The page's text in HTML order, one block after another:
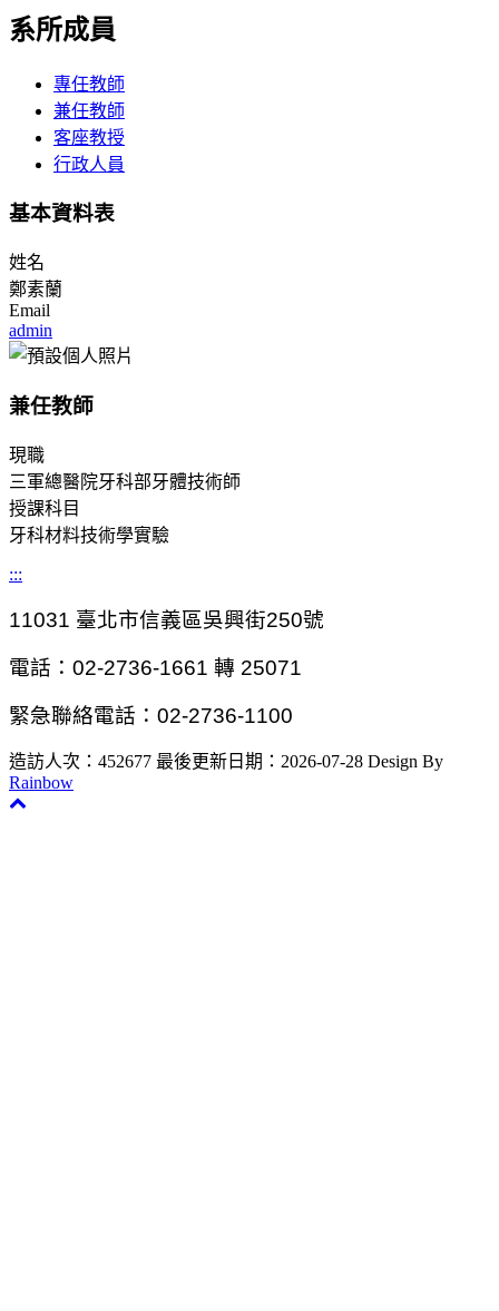
系所成員
專任教師
兼任教師
客座教授
行政人員
基本資料表
姓名
鄭素蘭
Email
admin
兼任教師
現職
三軍總醫院牙科部牙體技術師
授課科目
牙科材料技術學實驗
:::
11031 臺北市信義區吳興街250號
電話：02-2736-1661 轉 25071
緊急聯絡電話：02-2736-1100
造訪人次：452677 最後更新日期：2026-07-28 Design By
Rainbow